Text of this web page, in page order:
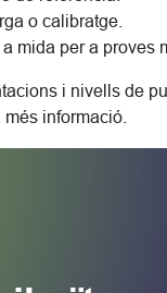
o calibratge.
mida per a proves
i nivells de
informació.